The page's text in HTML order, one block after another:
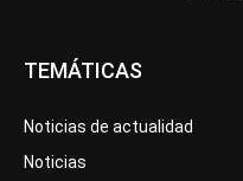
TEMÁTICAS
Noticias de actualidad
Noticias